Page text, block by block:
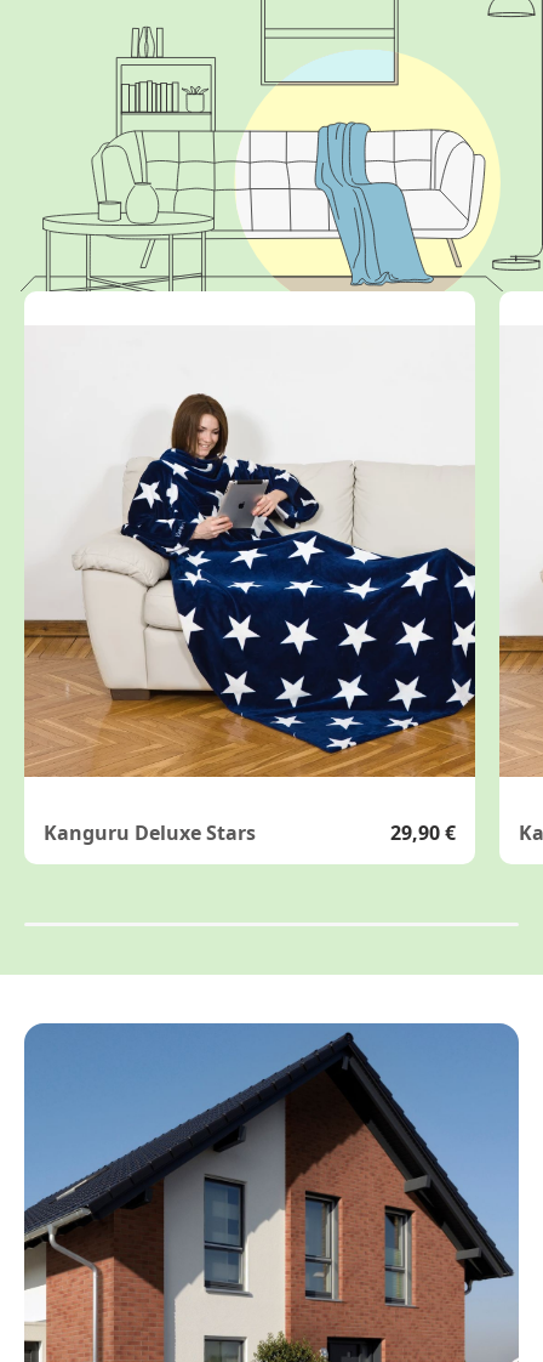
Kanguru Deluxe Stars 29,90 €